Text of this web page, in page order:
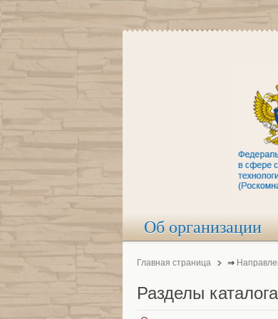
Об организации
Главная страница ⇒
Разделы каталога